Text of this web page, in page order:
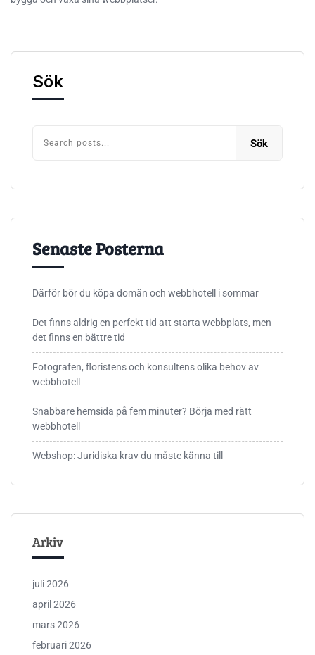
Sök
Sök
Senaste Posterna
Därför bör du köpa domän och webbhotell i sommar
Det finns aldrig en perfekt tid att starta webbplats, men
det finns en bättre tid
Fotografen, floristens och konsultens olika behov av
webbhotell
Snabbare hemsida på fem minuter? Börja med rätt
webbhotell
Webshop: Juridiska krav du måste känna till
Arkiv
juli 2026
april 2026
mars 2026
februari 2026